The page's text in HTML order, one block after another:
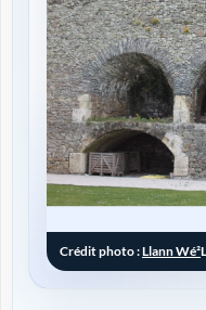
Crédit photo :Llann Wé²